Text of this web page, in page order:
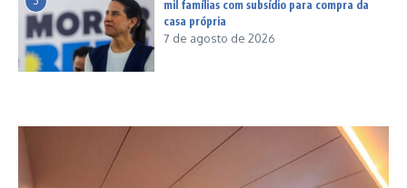
mil famílias com subsídio para compra da
casa própria
7 de agosto de 2026